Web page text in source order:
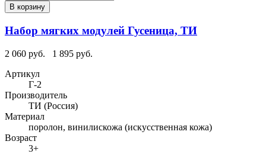
В корзину
Набор мягких модулей Гусеница, ТИ
2 060 руб.
1 895 руб.
Артикул
Г-2
Производитель
ТИ (Россия)
Материал
поролон, винилискожа (искусственная кожа)
Возраст
3+